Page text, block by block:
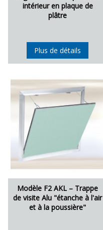
intérieur en plaque de
plâtre
Plus de détails
Modèle F2 AKL – Trappe
de visite Alu "étanche à l'air
et à la poussière"